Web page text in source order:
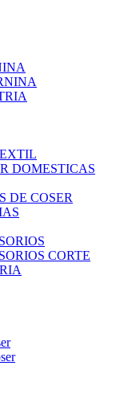
DOMESTICAS
DE COSER
CORTE